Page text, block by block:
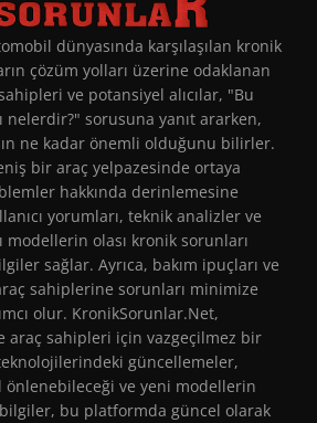
dünyasında karşılaşılan kronik
çözüm yolları üzerine odaklanan
ve potansiyel alıcılar, "Bu
nelerdir?" sorusuna yanıt ararken,
ne kadar önemli olduğunu bilirler.
bir araç yelpazesinde ortaya
hakkında derinlemesine
yorumları, teknik analizler ve
olası kronik sorunları
sağlar. Ayrıca, bakım ipuçları ve
sahiplerine sorunları minimize
olur. KronikSorunlar.Net,
araç sahipleri için vazgeçilmez bir
güncellemeler,
önlenebileceği ve yeni modellerin
bu platformda güncel olarak